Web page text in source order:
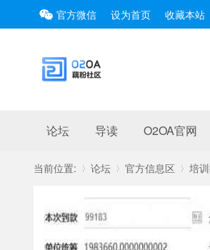
官方微信 设为首页 收藏本站
论坛 导读 O2OA官网
当前位置: 论坛 官方信息区 培